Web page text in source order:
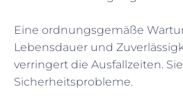
Eine ordnungsgemäße
Lebensdauer und
verringert die Ausfallzeiten.
Sicherheitsprobleme.